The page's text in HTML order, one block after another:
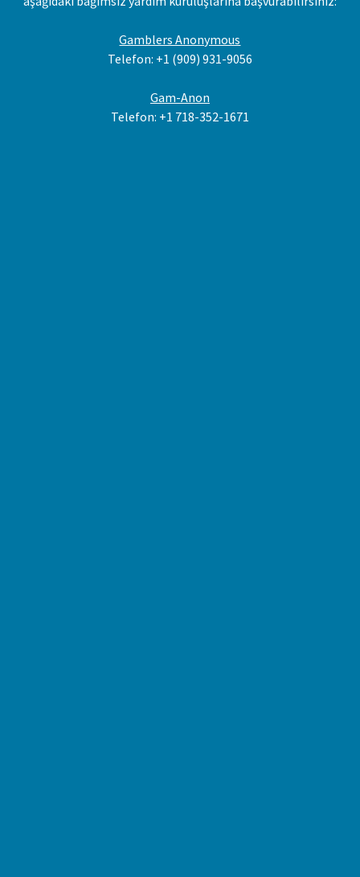
aşağıdaki bağımsız yardım kuruluşlarına başvurabilirsiniz:
Gamblers Anonymous
Telefon: +1 (909) 931-9056
Gam-Anon
Telefon: +1 718-352-1671